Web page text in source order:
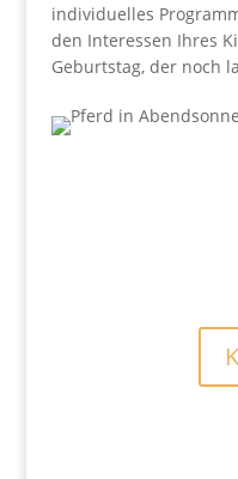
individuelles
den Interessen Ihres
Geburtstag, der noch